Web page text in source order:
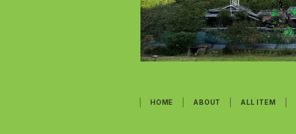
HOME ABOUT ALL ITEM